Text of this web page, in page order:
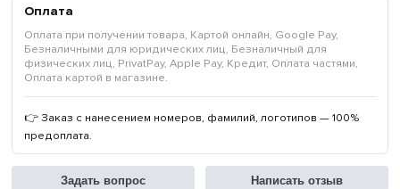
Оплата
Оплата при получении товара, Картой онлайн, Google Pay,
Безналичными для юридических лиц, Безналичный для
физических лиц, PrivatPay, Apple Pay, Кредит, Оплата частями,
Оплата картой в магазине.
👉 Заказ с нанесением номеров, фамилий, логотипов — 100%
предоплата.
Задать вопрос Написать отзыв